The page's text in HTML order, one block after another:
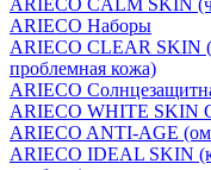
ARIECO CALM SKIN
ARIECO Наборы
ARIECO CLEAR SKIN
проблемная кожа)
ARIECO
ARIECO WHITE SKIN
ARIECO ANTI-AGE
ARIECO IDEAL SKIN